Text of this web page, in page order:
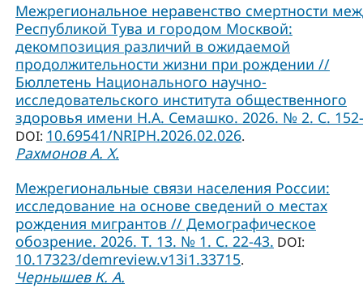
Межрегиональное неравенство смертности
Республикой Тува и городом Москвой:
декомпозиция различий в ожидаемой
продолжительности жизни при рождении //
Бюллетень Национального научно-
исследовательского института общественного
здоровья имени Н.А. Семашко. 2026. № 2. С.
DOI: 10.69541/NRIPH.2026.02.026.
Рахмонов А. Х.
Межрегиональные связи населения России:
исследование на основе сведений о местах
рождения мигрантов // Демографическое
обозрение. 2026. Т. 13. № 1. С. 22-43. DOI:
10.17323/demreview.v13i1.33715.
Чернышев К. А.